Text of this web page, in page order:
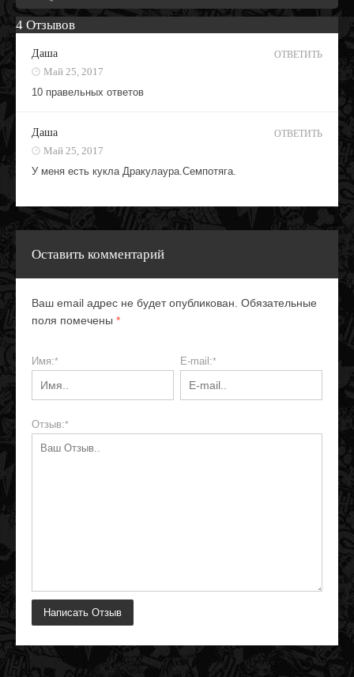
4 Отзывов
Даша
Май 25, 2017
10 правельных ответов
ОТВЕТИТЬ
Даша
Май 25, 2017
У меня есть кукла Дракулаура.Семпотяга.
ОТВЕТИТЬ
Оставить комментарий
Ваш email адрес не будет опубликован. Обязательные
поля помечены *
Имя:* E-mail:*
Отзыв:*